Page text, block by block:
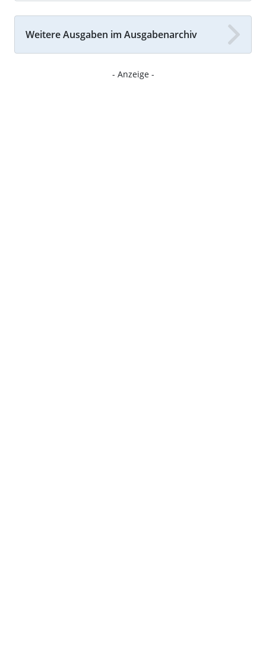
Weitere Ausgaben im Ausgabenarchiv
- Anzeige -